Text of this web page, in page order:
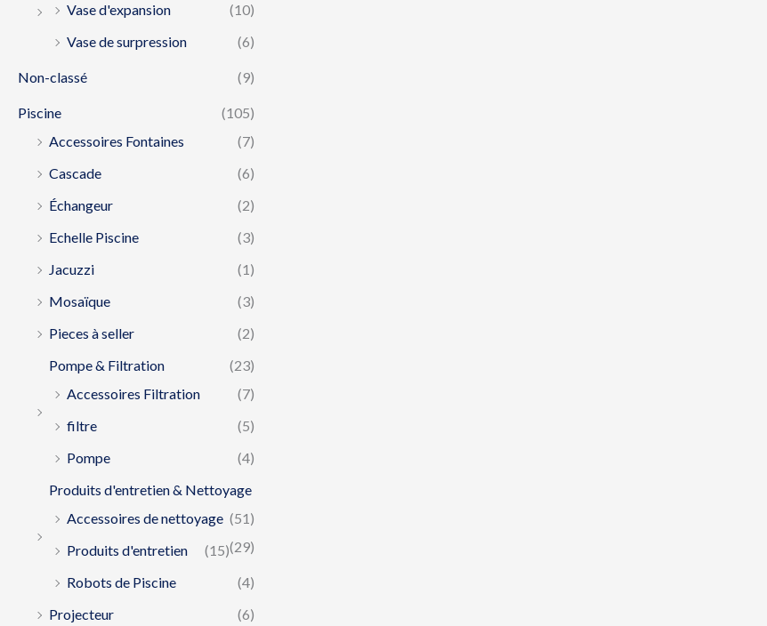
Vase d'expansion
(10)
Vase de surpression
(6)
Non-classé (9)
Piscine
(105)
Accessoires Fontaines
(7)
Cascade
(6)
Échangeur
(2)
Echelle Piscine
(3)
Jacuzzi
(1)
Mosaïque
(3)
Pieces à seller
(2)
Pompe & Filtration
(23)
Accessoires Filtration
(7)
filtre
(5)
Pompe
(4)
Produits d'entretien & Nettoyage
(51)
Accessoires de nettoyage
(29)
Produits d'entretien
(15)
Robots de Piscine
(4)
Projecteur
(6)